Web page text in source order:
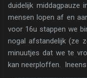
duidelijk middagpauze
mensen lopen af en
voor 16u stappen we
nogal afstandelijk (ze
minuutjes dat we te
kan neerploffen.